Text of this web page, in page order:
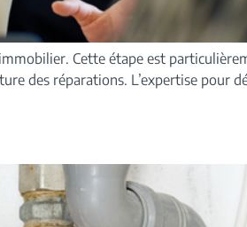
Cette étape est
des réparations. L’expertise pour